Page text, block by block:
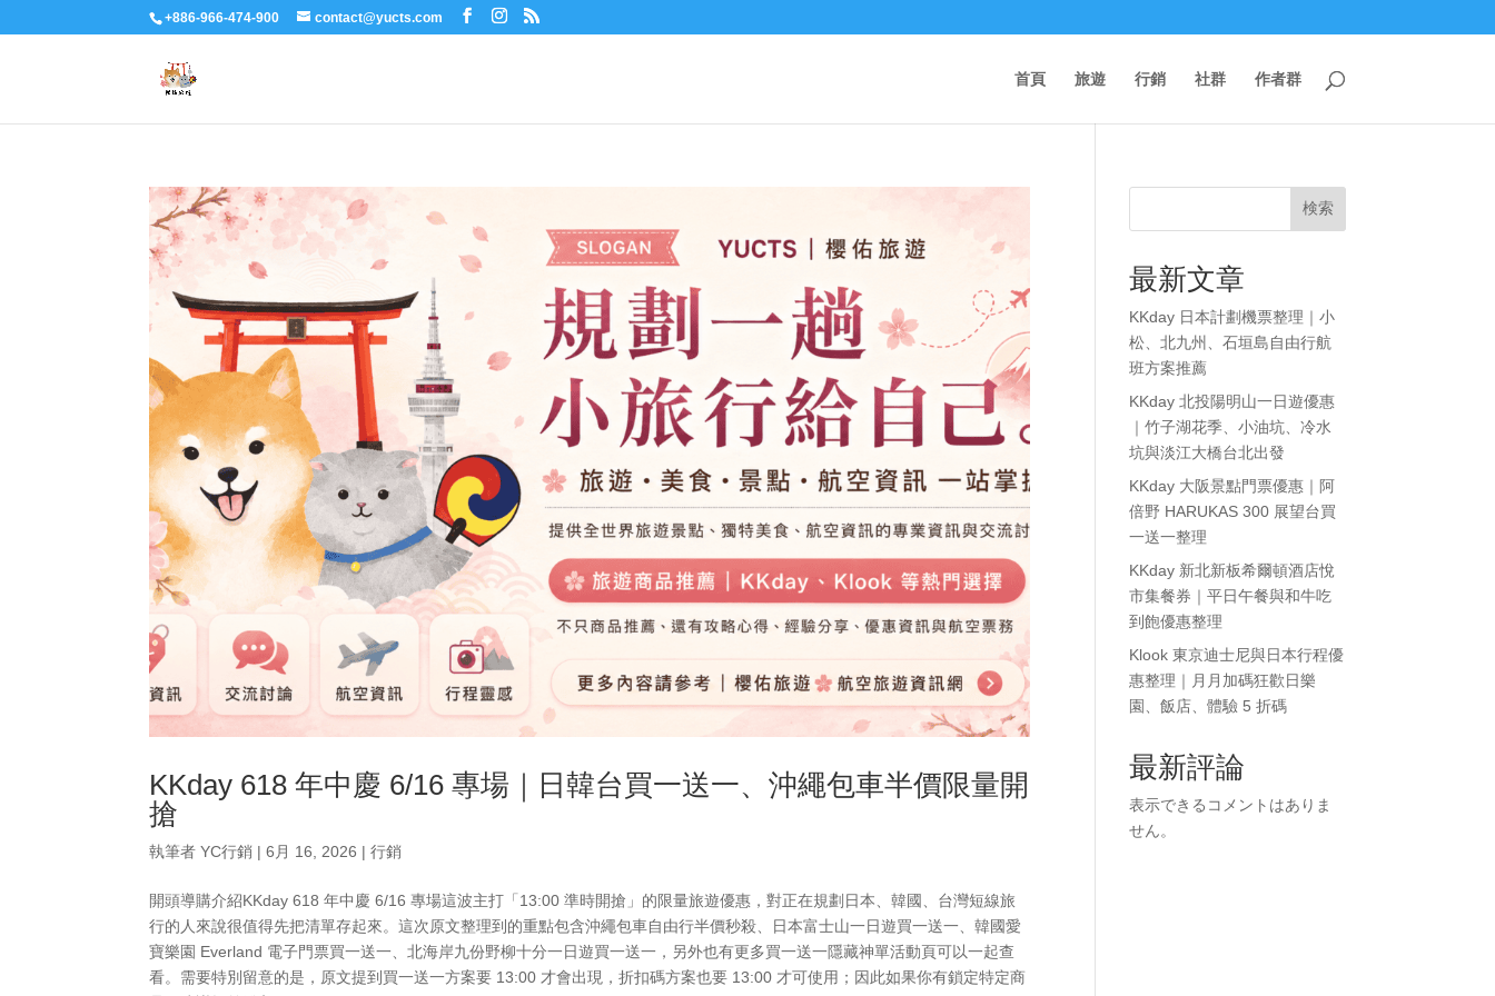
+886-966-474-900 contact@yucts.com
首頁 旅遊 行銷 社群 作者群
KKday 618 年中慶 6/16 專場｜日韓台買一送一、沖繩包車半價限量開
搶
執筆者YC行銷 |6月 16, 2026 |行銷
開頭導購介紹KKday 618 年中慶 6/16 專場這波主打「13:00 準時開搶」的限量旅遊優惠，對正在規劃日本、韓國、台灣短線旅
行的人來說很值得先把清單存起來。這次原文整理到的重點包含沖繩包車自由行半價秒殺、日本富士山一日遊買一送一、韓國愛
寶樂園 Everland 電子門票買一送一、北海岸九份野柳十分一日遊買一送一，另外也有更多買一送一隱藏神單活動頁可以一起查
看。需要特別留意的是，原文提到買一送一方案要 13:00 才會出現，折扣碼方案也要 13:00 才可使用；因此如果你有鎖定特定商
検索
最新文章
KKday 日本計劃機票整理｜小
松、北九州、石垣島自由行航
班方案推薦
KKday 北投陽明山一日遊優惠
｜竹子湖花季、小油坑、冷水
坑與淡江大橋台北出發
KKday 大阪景點門票優惠｜阿
倍野 HARUKAS 300 展望台買
一送一整理
KKday 新北新板希爾頓酒店悅
市集餐券｜平日午餐與和牛吃
到飽優惠整理
Klook 東京迪士尼與日本行程優
惠整理｜月月加碼狂歡日樂
園、飯店、體驗 5 折碼
最新評論
表示できるコメントはありま
せん。